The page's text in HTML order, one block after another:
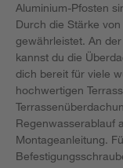
Aluminium-Pfosten
Durch die Stärke
gewährleistet. An
kannst du die
dich bereit für viele
hochwertigen
Regenwasserablauf
Montageanleitung.